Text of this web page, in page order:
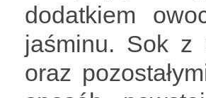
dodatkiem
jaśminu. Sok z
oraz